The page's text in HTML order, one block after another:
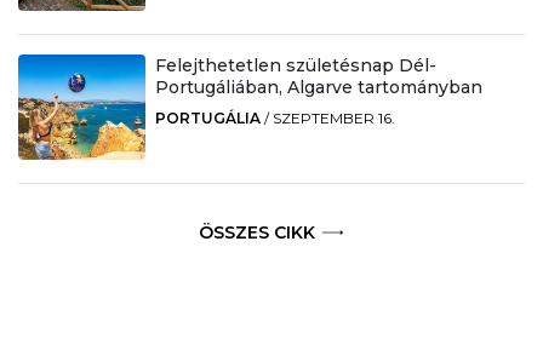
Felejthetetlen születésnap Dél-
Portugáliában, Algarve tartományban
PORTUGÁLIA / SZEPTEMBER 16.
ÖSSZES CIKK